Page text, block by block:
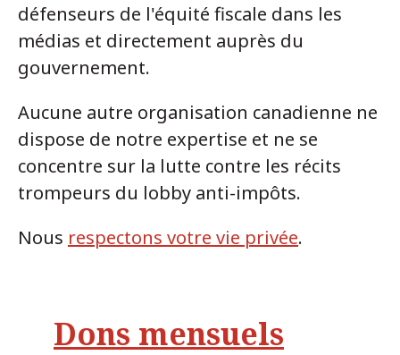
défenseurs de l'équité fiscale dans les
médias et directement auprès du
gouvernement.
Aucune autre organisation canadienne ne
dispose de notre expertise et ne se
concentre sur la lutte contre les récits
trompeurs du lobby anti-impôts.
Nous respectons votre vie privée.
Dons mensuels